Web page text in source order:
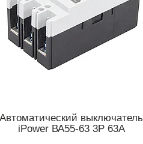
Автоматический выключатель
iPower ВА55-63 3P 63A